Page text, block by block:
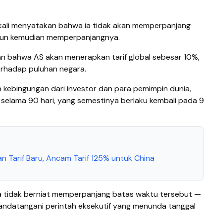
menyatakan bahwa ia tidak akan memperpanjang
kemudian memperpanjangnya.
bahwa AS akan menerapkan tarif global sebesar 10%,
puluhan negara.
dari investor dan para pemimpin dunia,
90 hari, yang semestinya berlaku kembali pada 9
Tarif Baru, Ancam Tarif 125% untuk China
tidak berniat memperpanjang batas waktu tersebut —
perintah eksekutif yang menunda tanggal